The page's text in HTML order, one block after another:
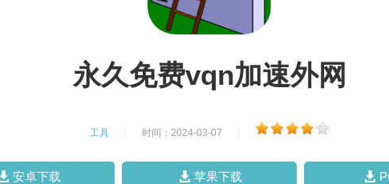
永久免费vqn加速外网
工具 时间：2024-03-07
安卓下载 苹果下载